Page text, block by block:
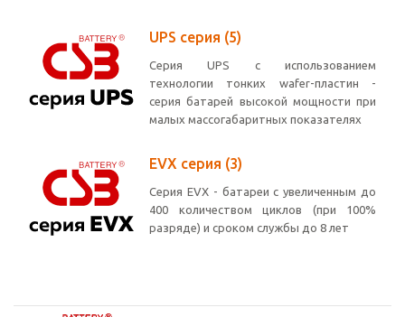
UPS серия (5)
Серия UPS с использованием
технологии тонких wafer-пластин -
серия батарей высокой мощности при
малых массогабаритных показателях
EVX серия (3)
Серия EVX - батареи с увеличенным до
400 количеством циклов (при 100%
разряде) и сроком службы до 8 лет